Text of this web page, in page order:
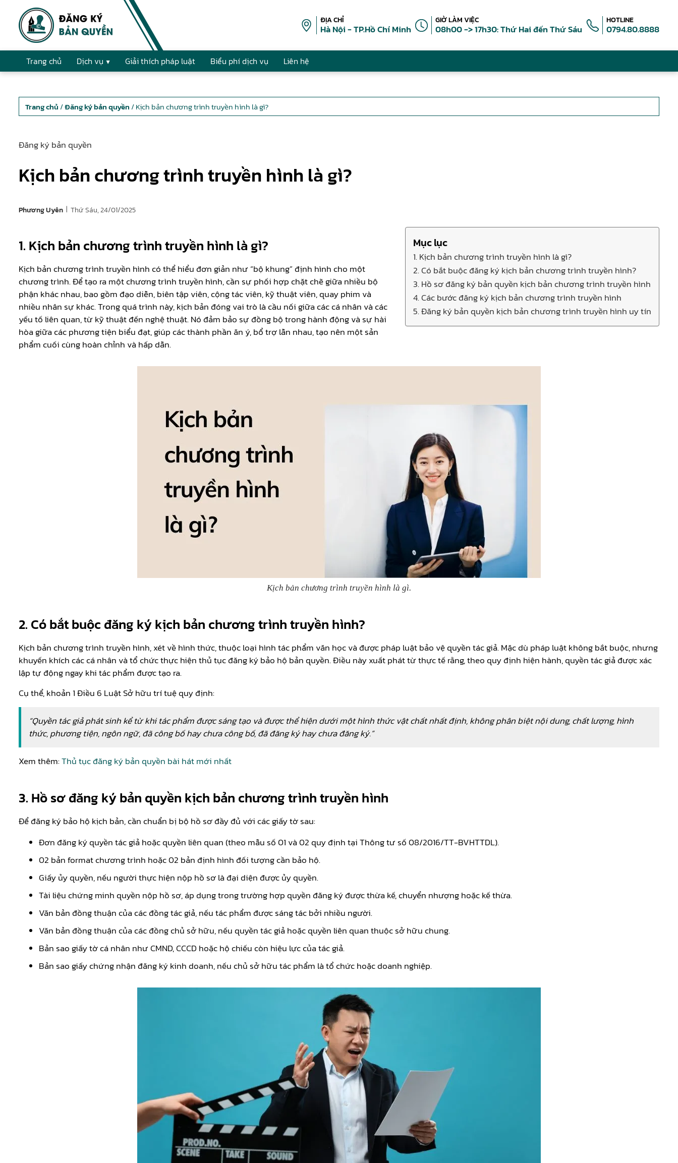
ĐỊA CHỈ
Hà Nội - TP.Hồ Chí Minh
GIỜ LÀM VIỆC
08h00 -> 17h30: Thứ Hai đến Thứ Sáu
HOTLINE
0794.80.8888
Trang chủ Dịch vụ Giải thích pháp luật Biểu phí dịch vụ Liên hệ
Trang chủ /Đăng ký bản quyền / Kịch bản chương trình truyền hình là gì?
Đăng ký bản quyền
Kịch bản chương trình truyền hình là gì?
Phương Uyên | Thứ Sáu, 24/01/2025
Mục lục
1. Kịch bản chương trình truyền hình là gì?
2. Có bắt buộc đăng ký kịch bản chương trình truyền hình?
3. Hồ sơ đăng ký bản quyền kịch bản chương trình truyền hình
4. Các bước đăng ký kịch bản chương trình truyền hình
5. Đăng ký bản quyền kịch bản chương trình truyền hình uy tín
1. Kịch bản chương trình truyền hình là gì?
Kịch bản chương trình truyền hình có thể hiểu đơn giản như “bộ khung” định hình cho một
chương trình. Để tạo ra một chương trình truyền hình, cần sự phối hợp chặt chẽ giữa nhiều bộ
phận khác nhau, bao gồm đạo diễn, biên tập viên, cộng tác viên, kỹ thuật viên, quay phim và
nhiều nhân sự khác. Trong quá trình này, kịch bản đóng vai trò là cầu nối giữa các cá nhân và các
yếu tố liên quan, từ kỹ thuật đến nghệ thuật. Nó đảm bảo sự đồng bộ trong hành động và sự hài
hòa giữa các phương tiện biểu đạt, giúp các thành phần ăn ý, bổ trợ lẫn nhau, tạo nên một sản
phẩm cuối cùng hoàn chỉnh và hấp dẫn.
Kịch bản chương trình truyền hình là gì.
2. Có bắt buộc đăng ký kịch bản chương trình truyền hình?
Kịch bản chương trình truyền hình, xét về hình thức, thuộc loại hình tác phẩm văn học và được pháp luật bảo vệ quyền tác giả. Mặc dù pháp luật không bắt buộc, nhưng
khuyến khích các cá nhân và tổ chức thực hiện thủ tục đăng ký bảo hộ bản quyền. Điều này xuất phát từ thực tế rằng, theo quy định hiện hành, quyền tác giả được xác
lập tự động ngay khi tác phẩm được tạo ra.
Cụ thể, khoản 1 Điều 6 Luật Sở hữu trí tuệ quy định:
“Quyền tác giả phát sinh kể từ khi tác phẩm được sáng tạo và được thể hiện d­ưới một hình thức vật chất nhất định, không phân biệt nội dung, chất lượng, hình
thức, phương tiện, ngôn ngữ, đã công bố hay ch­ưa công bố, đã đăng ký hay ch­ưa đăng ký.”
Xem thêm:Thủ tục đăng ký bản quyền bài hát mới nhất
3. Hồ sơ đăng ký bản quyền kịch bản chương trình truyền hình
Để đăng ký bảo hộ kịch bản, cần chuẩn bị bộ hồ sơ đầy đủ với các giấy tờ sau:
Đơn đăng ký quyền tác giả hoặc quyền liên quan (theo mẫu số 01 và 02 quy định tại Thông tư số 08/2016/TT-BVHTTDL).
02 bản format chương trình hoặc 02 bản định hình đối tượng cần bảo hộ.
Giấy ủy quyền, nếu người thực hiện nộp hồ sơ là đại diện được ủy quyền.
Tài liệu chứng minh quyền nộp hồ sơ, áp dụng trong trường hợp quyền đăng ký được thừa kế, chuyển nhượng hoặc kế thừa.
Văn bản đồng thuận của các đồng tác giả, nếu tác phẩm được sáng tác bởi nhiều người.
Văn bản đồng thuận của các đồng chủ sở hữu, nếu quyền tác giả hoặc quyền liên quan thuộc sở hữu chung.
Bản sao giấy tờ cá nhân như CMND, CCCD hoặc hộ chiếu còn hiệu lực của tác giả.
Bản sao giấy chứng nhận đăng ký kinh doanh, nếu chủ sở hữu tác phẩm là tổ chức hoặc doanh nghiệp.